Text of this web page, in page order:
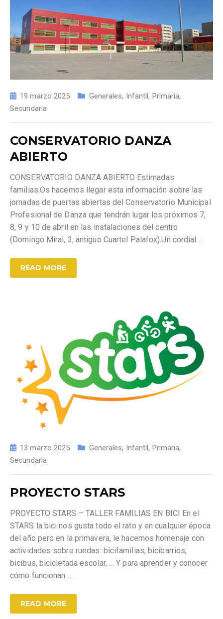
19 marzo 2025 Generales, Infantil, Primaria,
Secundaria
CONSERVATORIO DANZA
ABIERTO
CONSERVATORIO DANZA ABIERTO Estimadas
familias.Os hacemos llegar esta información sobre las
jornadas de puertas abiertas del Conservatorio Municipal
Profesional de Danza que tendrán lugar los próximos 7,
8, 9 y 10 de abril en las instalaciones del centro
(Domingo Miral, 3, antiguo Cuartel Palafox).Un cordial
READ MORE
13 marzo 2025 Generales, Infantil, Primaria,
Secundaria
PROYECTO STARS
PROYECTO STARS – TALLER FAMILIAS EN BICI En el
STARS la bici nos gusta todo el rato y en cualquier época
del año pero en la primavera, le hacemos homenaje con
actividades sobre ruedas: bicifamilias, bicibarrios,
bicibus, bicicletada escolar, … Y para aprender y conocer
cómo funcionan …
READ MORE